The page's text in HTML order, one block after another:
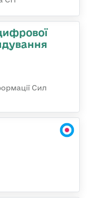
Сил